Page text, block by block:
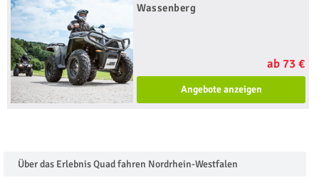
Wassenberg
ab 73 €
Angebote anzeigen
Über das Erlebnis Quad fahren Nordrhein-Westfalen